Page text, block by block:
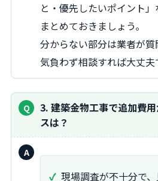
と・優先したいポイント
まとめておきましょう。
分からない部分は業者が質
気負わず相談すれば大丈夫
3. 建築金物工事で追加費用が発生しやすいケー
スは？
回
現場調査が不十分で